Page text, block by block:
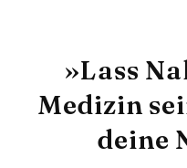
»Lass
Medizin
deine